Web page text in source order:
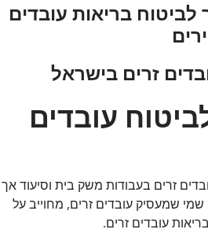
בריאות עובדים
זרים בישראל
עובדים
זרים בעבודות משק בית וסיעוד אך
שמעסיק עובדים זרים, מחוייב על
עובדים זרים.